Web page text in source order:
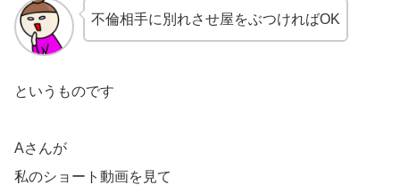
不倫相手に別れさせ屋をぶつければOK
というものです
Aさんが
私のショート動画を見て